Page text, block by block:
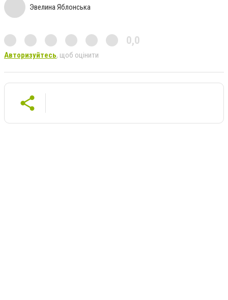
Эвелина Яблонська
0,0
Авторизуйтесь, щоб оцінити